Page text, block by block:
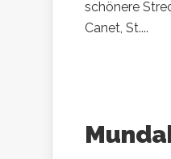
schönere
Canet, St....